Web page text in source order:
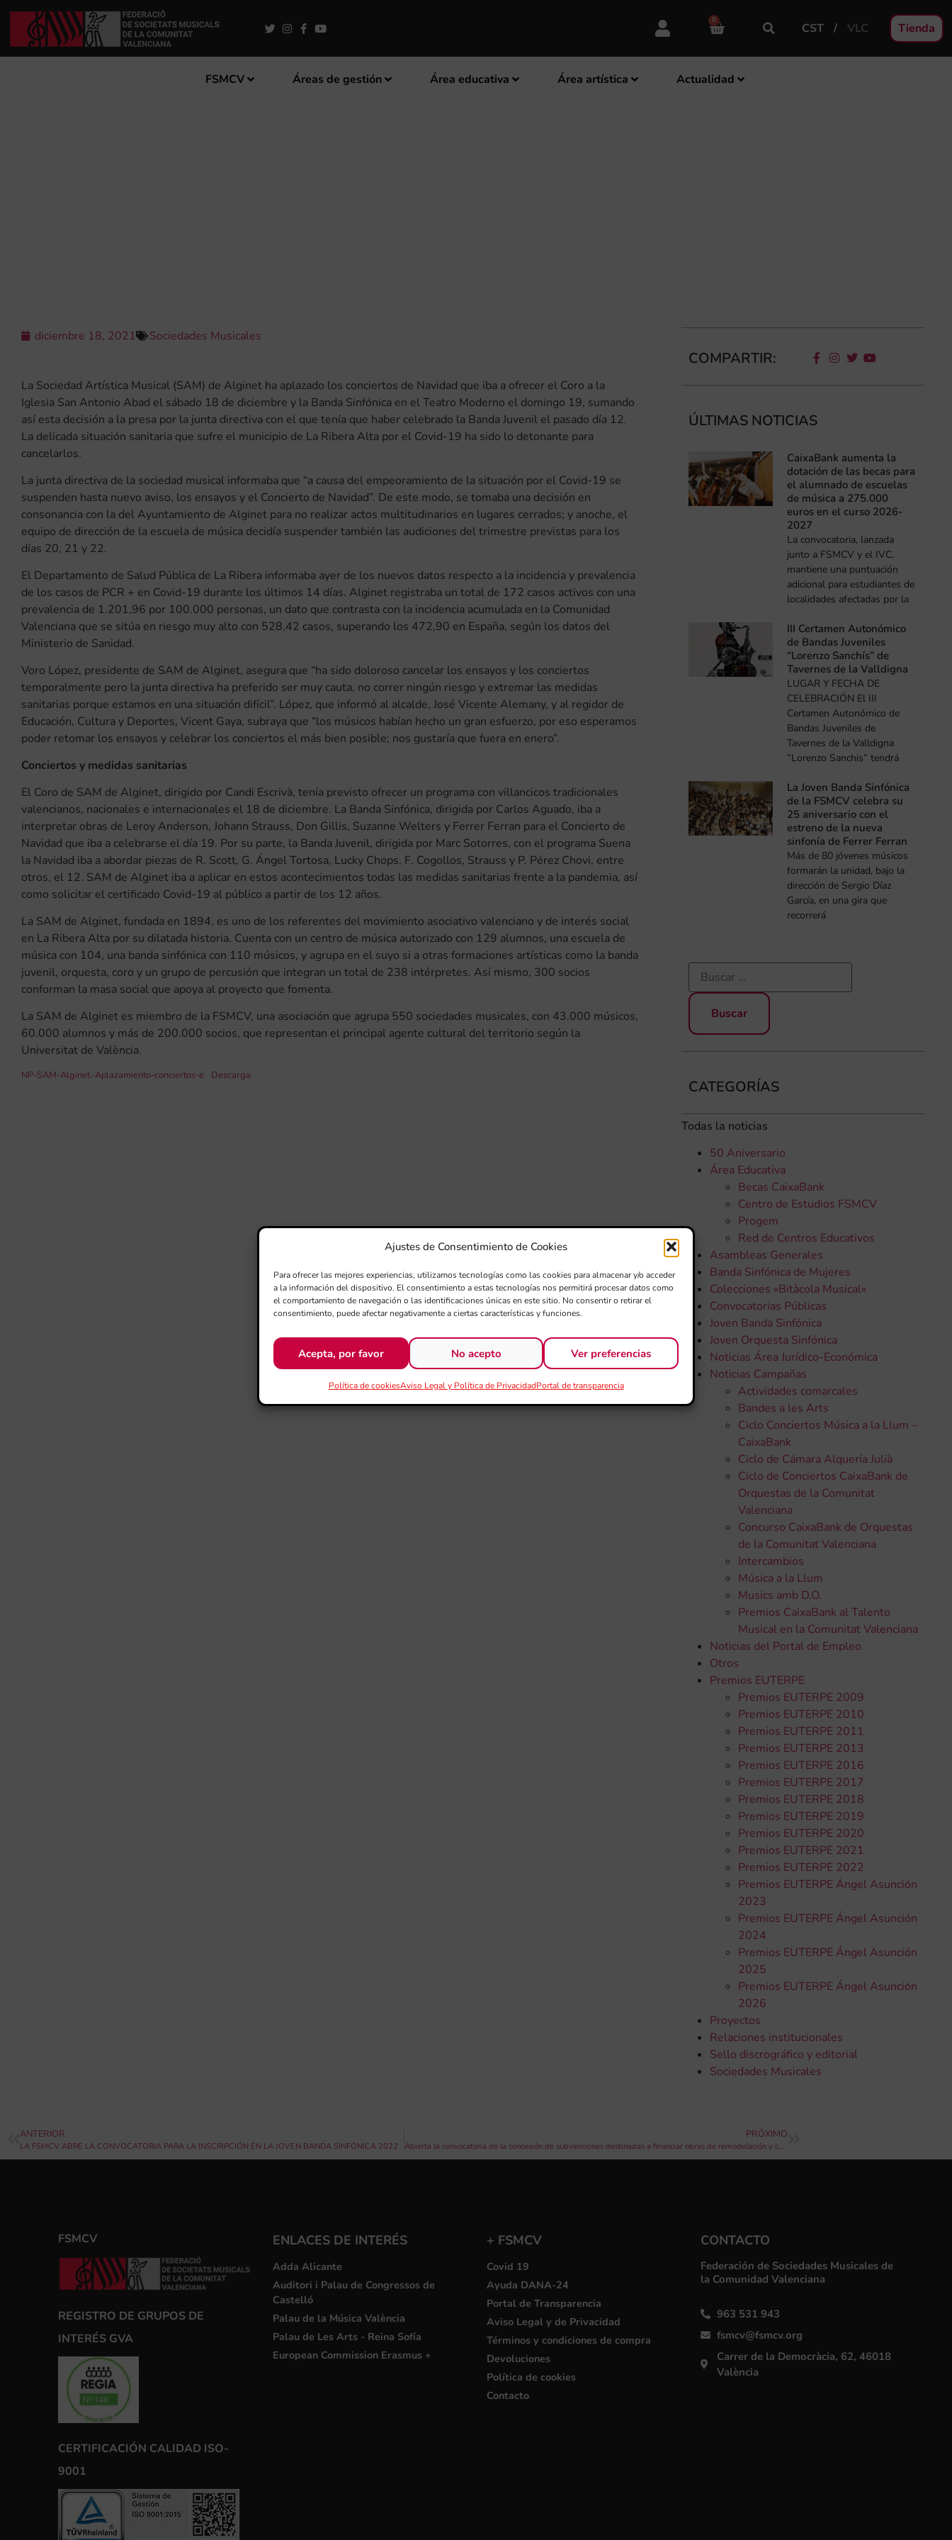
Ajustes de Consentimiento de Cookies
Para ofrecer las mejores experiencias, utilizamos tecnologías como las cookies para almacenar y/o acceder
a la información del dispositivo. El consentimiento a estas tecnologías nos permitirá procesar datos como
el comportamiento de navegación o las identificaciones únicas en este sitio. No consentir o retirar el
consentimiento, puede afectar negativamente a ciertas características y funciones.
Acepta, por favor No acepto Ver preferencias
Política de cookiesAviso Legal y Política de PrivacidadPortal de transparencia
0
CST VLC Tienda
FSMCV Áreas de gestión Área educativa Área artística Actualidad
diciembre 18, 2021 Sociedades Musicales
La Sociedad Artística Musical (SAM) de Alginet ha aplazado los conciertos de Navidad que iba a ofrecer el Coro a la
Iglesia San Antonio Abad el sábado 18 de diciembre y la Banda Sinfónica en el Teatro Moderno el domingo 19, sumando
así esta decisión a la presa por la junta directiva con el que tenía que haber celebrado la Banda Juvenil el pasado día 12.
La delicada situación sanitaria que sufre el municipio de La Ribera Alta por el Covid-19 ha sido lo detonante para
cancelarlos.
La junta directiva de la sociedad musical informaba que “a causa del empeoramiento de la situación por el Covid-19 se
suspenden hasta nuevo aviso, los ensayos y el Concierto de Navidad”. De este modo, se tomaba una decisión en
consonancia con la del Ayuntamiento de Alginet para no realizar actos multitudinarios en lugares cerrados; y anoche, el
equipo de dirección de la escuela de música decidía suspender también las audiciones del trimestre previstas para los
días 20, 21 y 22.
El Departamento de Salud Pública de La Ribera informaba ayer de los nuevos datos respecto a la incidencia y prevalencia
de los casos de PCR + en Covid-19 durante los últimos 14 días. Alginet registraba un total de 172 casos activos con una
prevalencia de 1.201,96 por 100.000 personas, un dato que contrasta con la incidencia acumulada en la Comunidad
Valenciana que se sitúa en riesgo muy alto con 528,42 casos, superando los 472,90 en España, según los datos del
Ministerio de Sanidad.
Voro López, presidente de SAM de Alginet, asegura que “ha sido doloroso cancelar los ensayos y los conciertos
temporalmente pero la junta directiva ha preferido ser muy cauta, no correr ningún riesgo y extremar las medidas
sanitarias porque estamos en una situación difícil”. López, que informó al alcalde, José Vicente Alemany, y al regidor de
Educación, Cultura y Deportes, Vicent Gaya, subraya que “los músicos habían hecho un gran esfuerzo, por eso esperamos
poder retomar los ensayos y celebrar los conciertos el más bien posible; nos gustaría que fuera en enero”.
Conciertos y medidas sanitarias
El Coro de SAM de Alginet, dirigido por Candi Escrivà, tenía previsto ofrecer un programa con villancicos tradicionales
valencianos, nacionales e internacionales el 18 de diciembre. La Banda Sinfónica, dirigida por Carlos Aguado, iba a
interpretar obras de Leroy Anderson, Johann Strauss, Don Gillis, Suzanne Welters y Ferrer Ferran para el Concierto de
Navidad que iba a celebrarse el día 19. Por su parte, la Banda Juvenil, dirigida por Marc Sotorres, con el programa Suena
la Navidad iba a abordar piezas de R. Scott, G. Ángel Tortosa, Lucky Chops, F. Cogollos, Strauss y P. Pérez Chovi, entre
otros, el 12. SAM de Alginet iba a aplicar en estos acontecimientos todas las medidas sanitarias frente a la pandemia, así
como solicitar el certificado Covid-19 al público a partir de los 12 años.
La SAM de Alginet, fundada en 1894, es uno de los referentes del movimiento asociativo valenciano y de interés social
en La Ribera Alta por su dilatada historia. Cuenta con un centro de música autorizado con 129 alumnos, una escuela de
música con 104, una banda sinfónica con 110 músicos, y agrupa en el suyo si a otras formaciones artísticas como la banda
juvenil, orquesta, coro y un grupo de percusión que integran un total de 238 intérpretes. Así mismo, 300 socios
conforman la masa social que apoya al proyecto que fomenta.
La SAM de Alginet es miembro de la FSMCV, una asociación que agrupa 550 sociedades musicales, con 43.000 músicos,
60.000 alumnos y más de 200.000 socios, que representan el principal agente cultural del territorio según la
Universitat de València.
NP-SAM-Alginet.-Aplazamiento-conciertos-e Descarga
COMPARTIR:
ÚLTIMAS NOTICIAS
CaixaBank aumenta la
dotación de las becas para
el alumnado de escuelas
de música a 275.000
euros en el curso 2026-
2027
La convocatoria, lanzada
junto a FSMCV y el IVC,
mantiene una puntuación
adicional para estudiantes de
localidades afectadas por la
III Certamen Autonómico
de Bandas Juveniles
“Lorenzo Sanchís” de
Tavernes de la Valldigna
LUGAR Y FECHA DE
CELEBRACIÓN El III
Certamen Autonómico de
Bandas Juveniles de
Tavernes de la Valldigna
“Lorenzo Sanchis” tendrá
La Joven Banda Sinfónica
de la FSMCV celebra su
25 aniversario con el
estreno de la nueva
sinfonía de Ferrer Ferran
Más de 80 jóvenes músicos
formarán la unidad, bajo la
dirección de Sergio Díaz
García, en una gira que
recorrerá
CATEGORÍAS
Todas la noticias
50 Aniversario
Área Educativa
Becas CaixaBank
Centro de Estudios FSMCV
Progem
Red de Centros Educativos
Asambleas Generales
Banda Sinfónica de Mujeres
Colecciones «Bitàcola Musical»
Convocatorias Públicas
Joven Banda Sinfónica
Joven Orquesta Sinfónica
Noticias Área Jurídico-Económica
Noticias Campañas
Actividades comarcales
Bandes a les Arts
Ciclo Conciertos Música a la Llum –
CaixaBank
Ciclo de Cámara Alquería Julià
Ciclo de Conciertos CaixaBank de
Orquestas de la Comunitat
Valenciana
Concurso CaixaBank de Orquestas
de la Comunitat Valenciana
Intercambios
Música a la Llum
Musics amb D.O.
Premios CaixaBank al Talento
Musical en la Comunitat Valenciana
Noticias del Portal de Empleo
Otros
Premios EUTERPE
Premios EUTERPE 2009
Premios EUTERPE 2010
Premios EUTERPE 2011
Premios EUTERPE 2013
Premios EUTERPE 2016
Premios EUTERPE 2017
Premios EUTERPE 2018
Premios EUTERPE 2019
Premios EUTERPE 2020
Premios EUTERPE 2021
Premios EUTERPE 2022
Premios EUTERPE Ángel Asunción
2023
Premios EUTERPE Ángel Asunción
2024
Premios EUTERPE Ángel Asunción
2025
Premios EUTERPE Ángel Asunción
2026
Proyectos
Relaciones institucionales
Sello discrográfico y editorial
Sociedades Musicales
ANTERIOR
LA FSMCV ABRE LA CONVOCATORIA PARA LA INSCRIPCIÓN EN LA JOVEN BANDA SINFÓNICA 2022
PRÓXIMO
Abierta la convocatoria de la concesión de subvenciones destinadas a financiar obras de remodelación y construcción de locales sociales de las sociedades musicales de la Comunitat Valenciana en 2022
FSMCV
REGISTRO DE GRUPOS DE
INTERÉS GVA
CERTIFICACIÓN CALIDAD ISO-
9001
ENLACES DE INTERÉS
Adda Alicante
Auditori i Palau de Congressos de
Castelló
Palau de la Música València
Palau de Les Arts - Reina Sofía
European Commission Erasmus +
+ FSMCV
Covid 19
Ayuda DANA-24
Portal de Transparencia
Aviso Legal y de Privacidad
Términos y condiciones de compra
Devoluciones
Política de cookies
Contacto
CONTACTO
Federación de Sociedades Musicales de
la Comunidad Valenciana
963 531 943
fsmcv@fsmcv.org
Carrer de la Democràcia, 62, 46018
València